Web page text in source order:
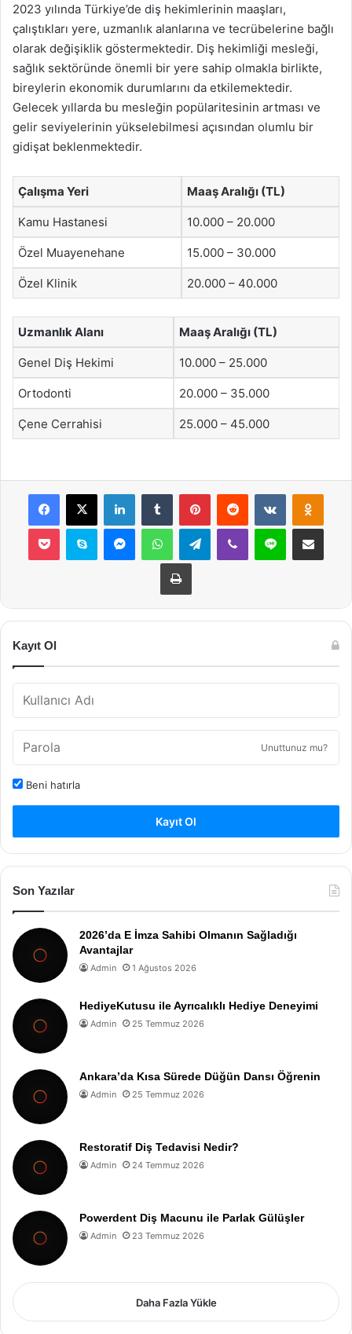
2023 yılında Türkiye’de diş hekimlerinin maaşları,
çalıştıkları yere, uzmanlık alanlarına ve tecrübelerine bağlı
olarak değişiklik göstermektedir. Diş hekimliği mesleği,
sağlık sektöründe önemli bir yere sahip olmakla birlikte,
bireylerin ekonomik durumlarını da etkilemektedir.
Gelecek yıllarda bu mesleğin popülaritesinin artması ve
gelir seviyelerinin yükselebilmesi açısından olumlu bir
gidişat beklenmektedir.
Çalışma Yeri Maaş Aralığı (TL)
Kamu Hastanesi 10.000 – 20.000
Özel Muayenehane 15.000 – 30.000
Özel Klinik 20.000 – 40.000
Uzmanlık Alanı Maaş Aralığı (TL)
Genel Diş Hekimi 10.000 – 25.000
Ortodonti 20.000 – 35.000
Çene Cerrahisi 25.000 – 45.000
Facebook
X LinkedInTumblr PinterestReddit VKontakte
Pocket Skype MessengerWhatsAppTelegramViber Line E-Posta ile
Yazdır
Kayıt Ol
Unuttunuz mu?
Beni hatırla
Kayıt Ol
Son Yazılar
2026’da E İmza Sahibi Olmanın Sağladığı
Avantajlar
Admin 1 Ağustos 2026
HediyeKutusu ile Ayrıcalıklı Hediye Deneyimi
Admin 25 Temmuz 2026
Ankara’da Kısa Sürede Düğün Dansı Öğrenin
Admin 25 Temmuz 2026
Restoratif Diş Tedavisi Nedir?
Admin 24 Temmuz 2026
Powerdent Diş Macunu ile Parlak Gülüşler
Admin 23 Temmuz 2026
Daha Fazla Yükle